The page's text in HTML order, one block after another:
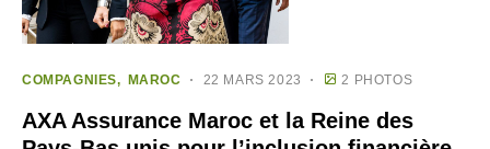
COMPAGNIES MAROC 22 MARS 2023 2 PHOTOS
AXA Assurance Maroc et la Reine des